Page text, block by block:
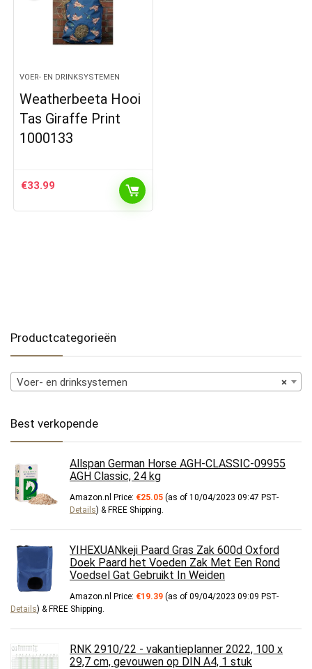
VOER- EN DRINKSYSTEMEN
Weatherbeeta Hooi
Tas Giraffe Print
1000133
€33.99
Productcategorieën
×
Voer- en drinksystemen
Best verkopende
Allspan German Horse AGH-CLASSIC-09955
AGH Classic, 24 kg
Amazon.nl Price: €25.05 (as of 10/04/2023 09:47 PST-
Details) & FREE Shipping
YIHEXUANkeji Paard Gras Zak 600d Oxford
Doek Paard het Voeden Zak Met Een Rond
Voedsel Gat Gebruikt In Weiden
Amazon.nl Price: €19.39 (as of 09/04/2023 09:09 PST-
Details) & FREE Shipping
RNK 2910/22 - vakantieplanner 2022, 100 x
29,7 cm, gevouwen op DIN A4, 1 stuk